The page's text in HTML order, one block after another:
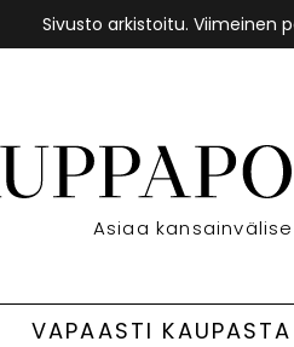
Sivusto arkistoitu. Viimeinen
Asiaa
VAPAASTI KAUPASTA